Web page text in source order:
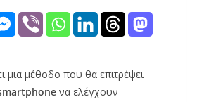
μια μέθοδο που θα επιτρέψει
να ελέγχουν